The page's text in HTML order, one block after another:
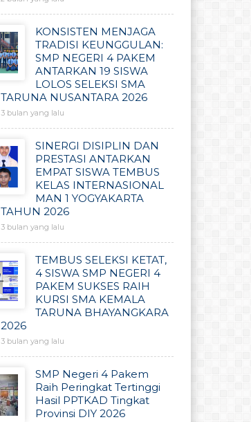
KONSISTEN MENJAGA
TRADISI KEUNGGULAN:
SMP NEGERI 4 PAKEM
ANTARKAN 19 SISWA
LOLOS SELEKSI SMA
TARUNA NUSANTARA 2026
3 bulan yang lalu
SINERGI DISIPLIN DAN
PRESTASI ANTARKAN
EMPAT SISWA TEMBUS
KELAS INTERNASIONAL
MAN 1 YOGYAKARTA
TAHUN 2026
3 bulan yang lalu
TEMBUS SELEKSI KETAT,
4 SISWA SMP NEGERI 4
PAKEM SUKSES RAIH
KURSI SMA KEMALA
TARUNA BHAYANGKARA
2026
3 bulan yang lalu
SMP Negeri 4 Pakem
Raih Peringkat Tertinggi
Hasil PPTKAD Tingkat
Provinsi DIY 2026